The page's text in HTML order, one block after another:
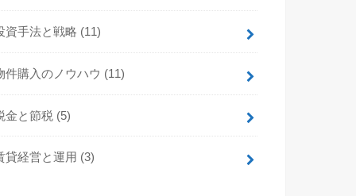
資手法と戦略 (11)
件購入のノウハウ (11)
金と節税 (5)
貸経営と運用 (3)